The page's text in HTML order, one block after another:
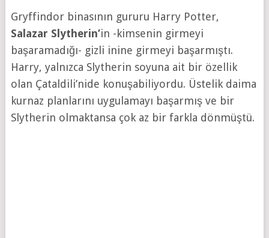
Gryffindor binasının gururu Harry Potter,
Salazar Slytherin’in -kimsenin girmeyi
başaramadığı- gizli inine girmeyi başarmıştı.
Harry, yalnızca Slytherin soyuna ait bir özellik
olan Çataldili’nide konuşabiliyordu. Üstelik daima
kurnaz planlarını uygulamayı başarmış ve bir
Slytherin olmaktansa çok az bir farkla dönmüştü.